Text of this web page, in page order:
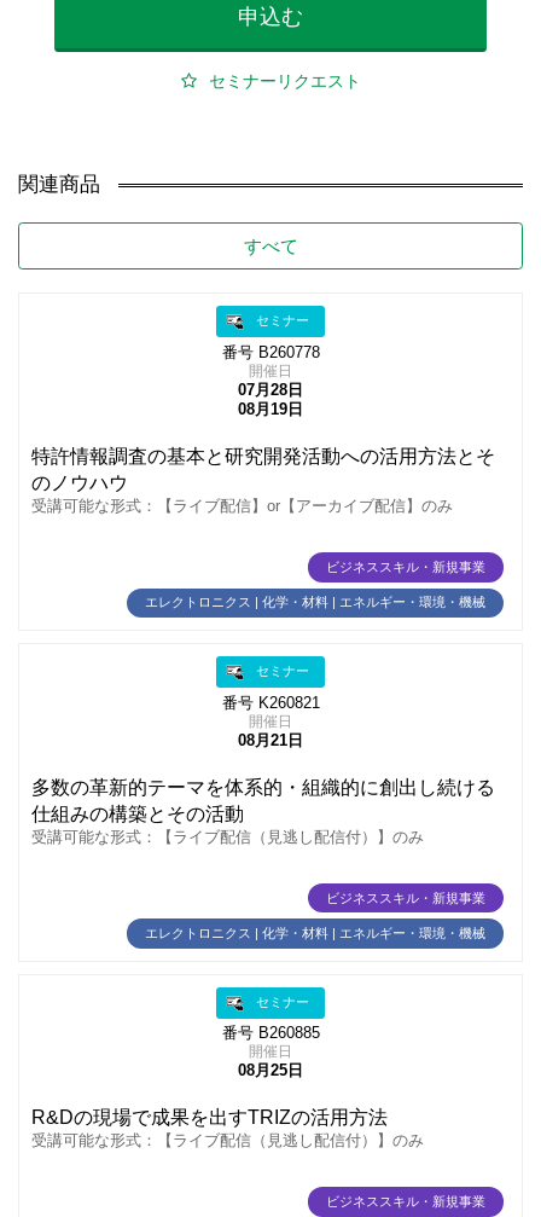
申込む
セミナーリクエスト
関連商品
すべて
セミナー
番号 B260778
開催日
07月28日
08月19日
特許情報調査の基本と研究開発活動への活用方法とそ
のノウハウ
受講可能な形式：【ライブ配信】or【アーカイブ配信】のみ
ビジネススキル・新規事業
エレクトロニクス | 化学・材料 | エネルギー・環境・機械
セミナー
番号 K260821
開催日
08月21日
多数の革新的テーマを体系的・組織的に創出し続ける
仕組みの構築とその活動
受講可能な形式：【ライブ配信（見逃し配信付）】のみ
ビジネススキル・新規事業
エレクトロニクス | 化学・材料 | エネルギー・環境・機械
セミナー
番号 B260885
開催日
08月25日
R&Dの現場で成果を出すTRIZの活用方法
受講可能な形式：【ライブ配信（見逃し配信付）】のみ
ビジネススキル・新規事業